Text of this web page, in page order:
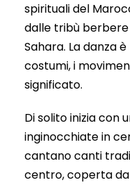
spirituali del
dalle tribù
Sahara. La danza
costumi, i
significato.
Di solito inizia con
inginocchiate in
cantano canti
centro, coperta da